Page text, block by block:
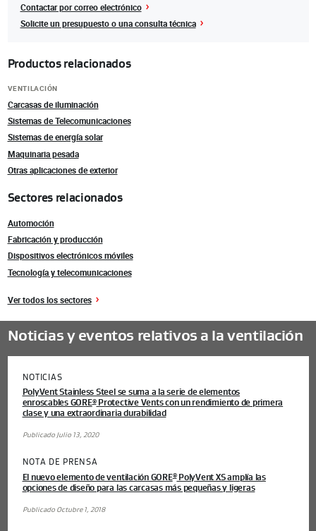
Contactar por correo electrónico
Solicite un presupuesto o una consulta técnica
Productos relacionados
VENTILACIÓN
Carcasas de iluminación
Sistemas de Telecomunicaciones
Sistemas de energía solar
Maquinaria pesada
Otras aplicaciones de exterior
Sectores relacionados
Automoción
Fabricación y producción
Dispositivos electrónicos móviles
Tecnología y telecomunicaciones
Ver todos los sectores
Noticias y eventos relativos a la ventilación
NOTICIAS
PolyVent Stainless Steel se suma a la serie de elementos
enroscables GORE®Protective Vents con un rendimiento de primera
clase y una extraordinaria durabilidad
Publicado Julio 13, 2020
NOTA DE PRENSA
El nuevo elemento de ventilación GORE®PolyVent XS amplía las
opciones de diseño para las carcasas más pequeñas y ligeras
Publicado Octubre 1, 2018